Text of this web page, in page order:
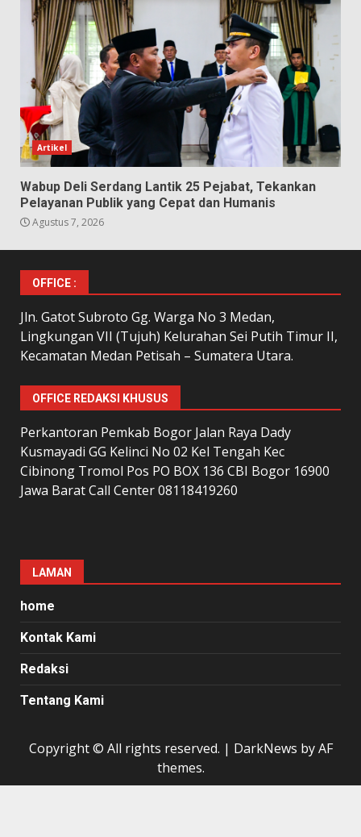
Artikel
Wabup Deli Serdang Lantik 25 Pejabat, Tekankan
Pelayanan Publik yang Cepat dan Humanis
Agustus 7, 2026
OFFICE :
Jln. Gatot Subroto Gg. Warga No 3 Medan,
Lingkungan VII (Tujuh) Kelurahan Sei Putih Timur II,
Kecamatan Medan Petisah – Sumatera Utara.
OFFICE REDAKSI KHUSUS
Perkantoran Pemkab Bogor Jalan Raya Dady
Kusmayadi GG Kelinci No 02 Kel Tengah Kec
Cibinong Tromol Pos PO BOX 136 CBI Bogor 16900
Jawa Barat Call Center 08118419260
LAMAN
home
Kontak Kami
Redaksi
Tentang Kami
Copyright © All rights reserved. | DarkNews by AF
themes.